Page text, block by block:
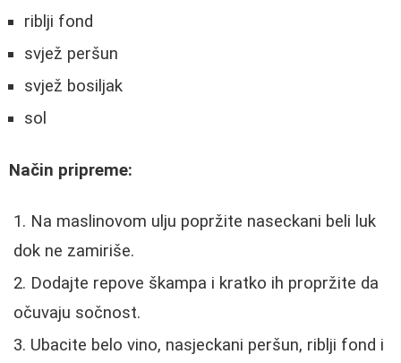
riblji fond
svjež peršun
svjež bosiljak
sol
Način pripreme:
Na maslinovom ulju popržite naseckani beli luk
dok ne zamiriše.
Dodajte repove škampa i kratko ih propržite da
očuvaju sočnost.
Ubacite belo vino, nasjeckani peršun, riblji fond i